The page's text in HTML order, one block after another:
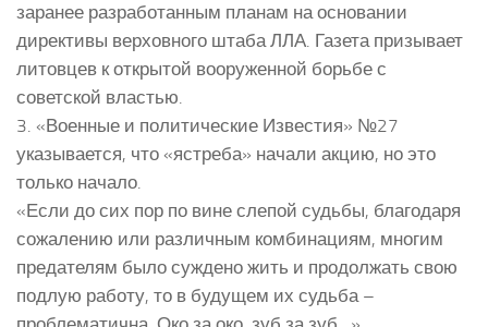
заранее разработанным планам на основании
директивы верховного штаба ЛЛА. Газета призывает
литовцев к открытой вооруженной борьбе с
советской властью.
3. «Военные и политические Известия» №27
указывается, что «ястреба» начали акцию, но это
только начало.
«Если до сих пор по вине слепой судьбы, благодаря
сожалению или различным комбинациям, многим
предателям было суждено жить и продолжать свою
подлую работу, то в будущем их судьба –